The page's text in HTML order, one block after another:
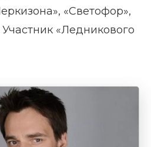
«Светофор»,
«Ледникового